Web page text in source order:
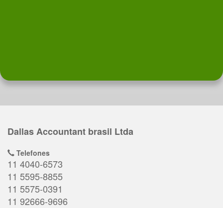
Dallas Accountant brasil Ltda
Telefones
11 4040-6573
11 5595-8855
11 5575-0391
11 92666-9696